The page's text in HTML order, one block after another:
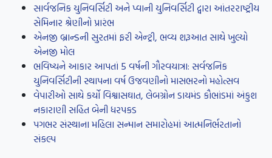
સાર્વજનિક યુનિવર્સિટી અને પ્વાની યુનિવર્સિટી દ્વારા આંતરરાષ્ટ્રીય
સેમિનાર શ્રેણીનો પ્રારંભ
એનજી બ્રાન્ડની સુરતમાં ફરી એન્ટ્રી, ભવ્ય શરૂઆત સાથે ખુલ્યો
એનજી મોલ
ભવિષ્યને આકાર આપતાં 5 વર્ષની ગૌરવયાત્રા: સર્વજનિક
યુનિવર્સિટીની સ્થાપના વર્ષ ઉજવણીનો માસભરનો મહોત્સવ
વેપારીઓ સાથે કર્યો વિશ્વાસઘાત, લેબગ્રોન ડાયમંડ કૌભાંડમાં અંકુશ
નકારાણી સહિત બેની ધરપકડ
પગભર સંસ્થાના મહિલા સન્માન સમારોહમાં આત્મનિર્ભરતાનો
સંકલ્પ